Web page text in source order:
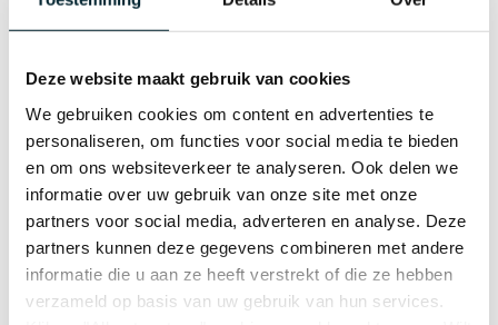
Deze website maakt gebruik van cookies
We gebruiken cookies om content en advertenties te
personaliseren, om functies voor social media te bieden
en om ons websiteverkeer te analyseren. Ook delen we
informatie over uw gebruik van onze site met onze
partners voor social media, adverteren en analyse. Deze
partners kunnen deze gegevens combineren met andere
informatie die u aan ze heeft verstrekt of die ze hebben
verzameld op basis van uw gebruik van hun services.
Het verbeteren van ieders
mondgezondheid
Ons gebit is een waardevol bezit. We drinken, eten,
slapen, praten en lachen ermee. De mondgezondheid
kan invloed hebben op het dagelijkse functioneren en
daarmee op de kwaliteit van leven. De mond is
onderdeel van het menselijk lichaam. Er is steeds meer